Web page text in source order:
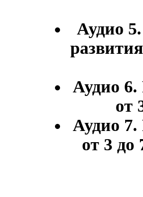
Аудио
Аудио 6.
от
Аудио 7.
от 3 до